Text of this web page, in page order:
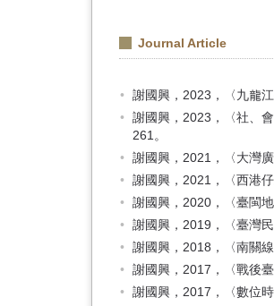
Journal Article
謝國興，2023，〈九龍
謝國興，2023，〈社、
261。
謝國興，2021，〈大灣
謝國興，2021，〈西港
謝國興，2020，〈臺閩
謝國興，2019，〈臺灣
謝國興，2018，〈南關
謝國興，2017，〈戰後
謝國興，2017，〈數位